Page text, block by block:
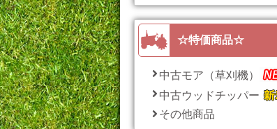
☆特価商品☆
中古モア（草刈機）
中古ウッドチッパー
その他商品